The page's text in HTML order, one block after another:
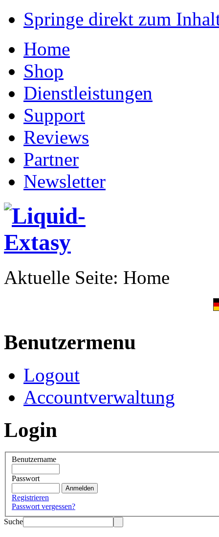
Springe direkt zum
Home
Shop
Dienstleistungen
Support
Reviews
Partner
Newsletter
Aktuelle Seite: Home
Benutzermenu
Logout
Accountverwaltung
Login
Benutzername
Passwort
Registrieren
Passwort vergessen?
Suche